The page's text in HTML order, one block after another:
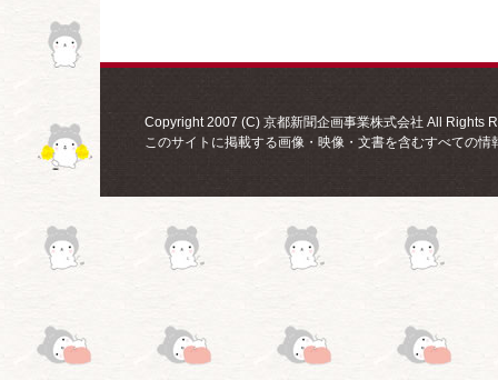
Copyright 2007 (C) 京都新聞企画事業株式会社 All Rights
このサイトに掲載する画像・映像・文書を含むすべての